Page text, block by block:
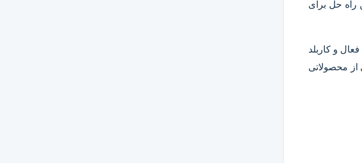
راه حل برای
و کاربلد
از محصولاتی